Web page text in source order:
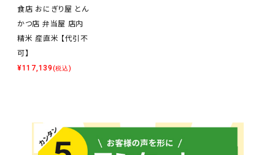
食店 おにぎり屋 とん
かつ店 弁当屋 店内
精米 産直米 【代引不
可】
¥117,139(税込)